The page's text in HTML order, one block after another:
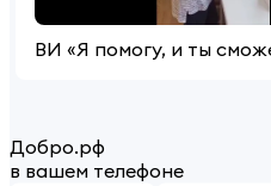
Добро.рф
в вашем телефоне